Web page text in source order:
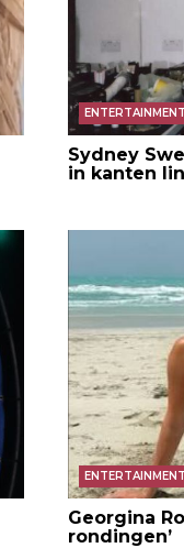
ENTERTAINMENT
Sydney
in kanten
ENTERTAINMENT
Georgina
rondingen’